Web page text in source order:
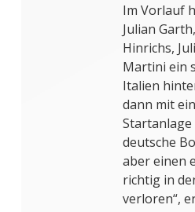
Im Vorlauf
Julian
Hinrichs,
Martini ein
Italien
dann mit
Startanlage
deutsche
aber einen
richtig in
verloren“,